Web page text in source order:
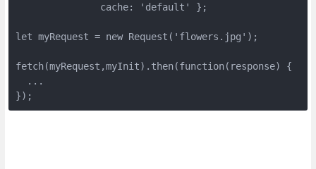
               cache: 'default' };
let myRequest = new Request('flowers.jpg');
fetch(myRequest,myInit).then(function(response) {
  ...
});